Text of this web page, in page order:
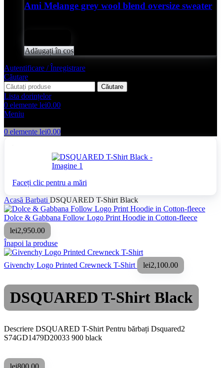
Ami Melange grey wool blend oversize sweater
Adăugați în coș
Autentificare / Înregistrare
Căutare
Căutare
Lista dorințelor
0 elemente lei0.00
Meniu
0 elemente lei0.00
Faceți clic pentru a mări
Acasă Barbati DSQUARED T-Shirt Black
Dolce & Gabbana Follow Logo Print Hoodie in Cotton-fleece
lei2,950.00
Înapoi la produse
Givenchy Logo Printed Crewneck T-Shirt lei2,100.00
DSQUARED T-Shirt Black
Descriere DSQUARED T-Shirt Pentru bărbați Dsquared2
S74GD1479D20033 900 black
lei800.00